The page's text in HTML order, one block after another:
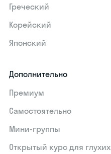
Греческий
Корейский
Японский
Дополнительно
Премиум
Самостоятельно
Мини-группы
Открытый курс для глухих